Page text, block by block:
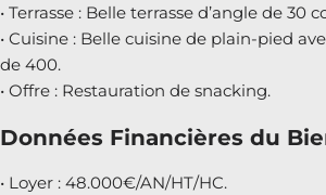
• Terrasse : Belle terrasse d’angle de 30
• Cuisine : Belle cuisine de plain-pied
de 400.
• Offre : Restauration de snacking.
Données Financières du
• Loyer : 48.000€/AN/HT/HC.